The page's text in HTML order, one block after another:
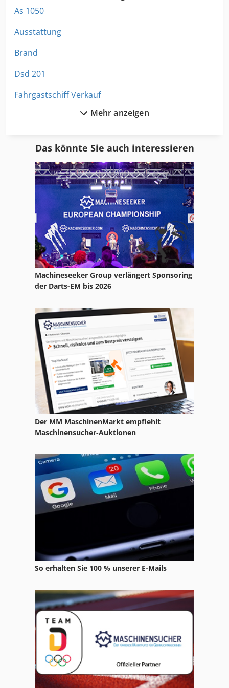
As 1050
Ausstattung
Brand
Dsd 201
Fahrgastschiff Verkauf
Gkt 60
International 2674
International 433
International 434
International 560
Ka 77
Ks 205
Ls 703
Neophot 2
Nu 204
Nutzfahrzeuge
Transporter
Tur 560
Mehr anzeigen
Das könnte Sie auch interessieren
Machineseeker Group verlängert Sponsoring
der Darts-EM bis 2026
Der MM MaschinenMarkt empfiehlt
Maschinensucher-Auktionen
So erhalten Sie 100 % unserer E-Mails